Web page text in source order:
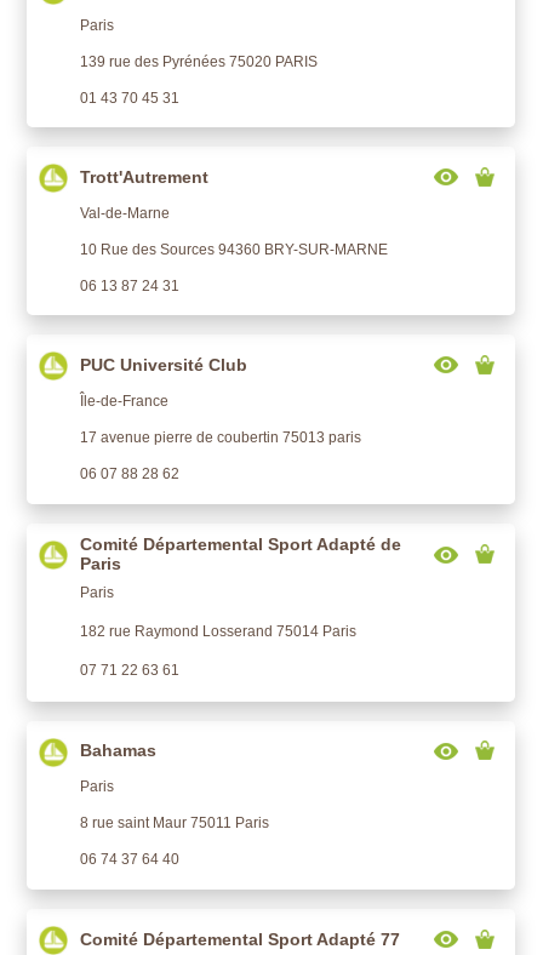
Paris
139 rue des Pyrénées 75020 PARIS
01 43 70 45 31
Trott'Autrement
Val-de-Marne
10 Rue des Sources 94360 BRY-SUR-MARNE
06 13 87 24 31
PUC Université Club
Île-de-France
17 avenue pierre de coubertin 75013 paris
06 07 88 28 62
Comité Départemental Sport Adapté de
Paris
Paris
182 rue Raymond Losserand 75014 Paris
07 71 22 63 61
Bahamas
Paris
8 rue saint Maur 75011 Paris
06 74 37 64 40
Comité Départemental Sport Adapté 77